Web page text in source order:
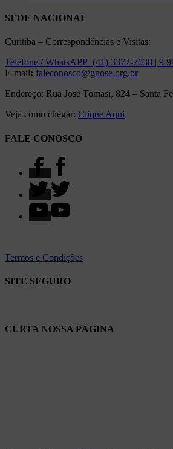
SEDE NACIONAL
Curitiba – Correspondências e Visitas:
Telefone / WhatsAPP (41) 3372-7038 | 9
E-mail: faleconosco@gnose.org.br
Endereço: Rua José Tomasi, 824 – Santa
Veja como chegar: Clique Aqui
FALE CONOSCO
Termos e Condições
SITE SEGURO
CURTA NOSSA PÁGINA